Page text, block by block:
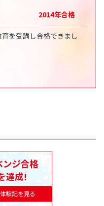
2014年合格
を受講し合格できまし
験記を見る
ンジ合格
達成!